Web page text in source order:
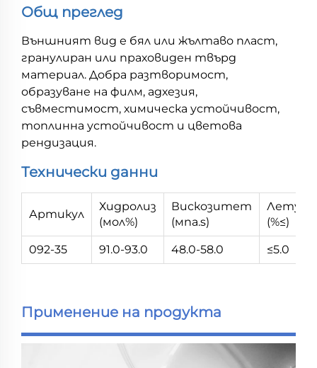
Общ преглед
Външният вид е бял или жълтаво пласт,
гранулиран или праховиден твърд
материал. Добра разтворимост,
образуване на филм, адхезия,
съвместимост, химическа устойчивост,
топлинна устойчивост и цветова
рендизация.
Технически данни
Артикул
Хидролиз
(мол%)
Вискозитет
(мпа.s)
(%≤)
092-35 91.0-93.0 48.0-58.0 ≤5.0
Применение на продукта